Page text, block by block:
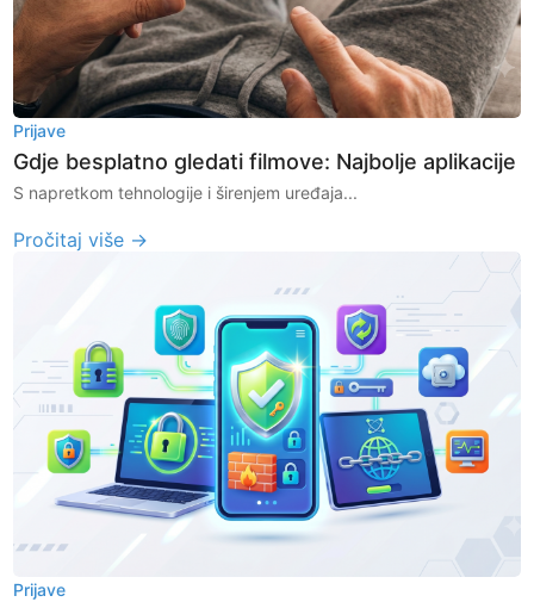
Prijave
Gdje besplatno gledati filmove: Najbolje aplikacije
S napretkom tehnologije i širenjem uređaja...
Pročitaj više →
Prijave